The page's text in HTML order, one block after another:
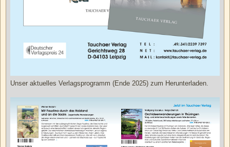
Unser aktuelles Verlagsprogramm (Ende 2025) zum Herunterladen.